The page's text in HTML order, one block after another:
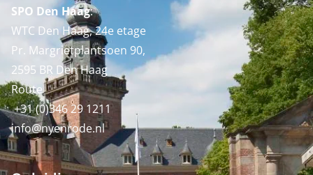
SPO Den Haag:
WTC Den Haag, 24e etage
Pr. Margrietplantsoen 90,
2595 BR Den Haag
Route
+31 (0)346 29 1211
info@nyenrode.nl